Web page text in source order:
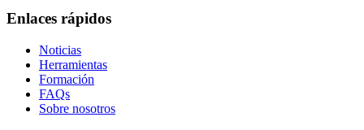
Enlaces rápidos
Noticias
Herramientas
Formación
FAQs
Sobre nosotros